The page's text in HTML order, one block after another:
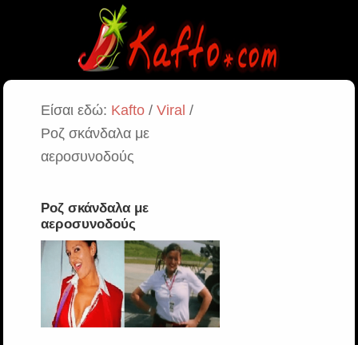
Είσαι εδώ: Kafto/ Viral /
Ροζ σκάνδαλα με
αεροσυνοδούς
Ροζ σκάνδαλα με
αεροσυνοδούς